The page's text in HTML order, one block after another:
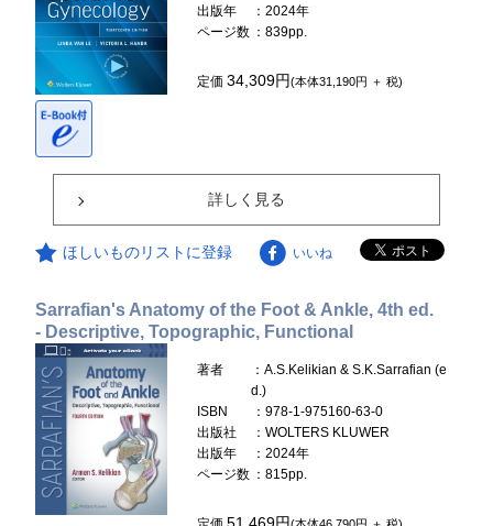
出版年
：2024年
ページ数 ：839pp.
定価34,309円(本体31,190円 ＋ 税)
詳しく見る
ほしいものリストに登録 いいね
Sarrafian's Anatomy of the Foot & Ankle, 4th ed.
- Descriptive, Topographic, Functional
著者
：A.S.Kelikian & S.K.Sarrafian (e
d.)
ISBN
：978-1-975160-63-0
出版社
：WOLTERS KLUWER
出版年
：2024年
ページ数 ：815pp.